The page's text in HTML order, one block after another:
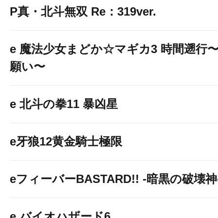
P真・北斗無双 Re：319ver.
e 魔法少女まどか☆マギカ3 時間遡行
願い〜
e 北斗の拳11 暴凶星
e牙狼12黄金騎士極限
eフィーバーBASTARD!! -暗黒の破壊